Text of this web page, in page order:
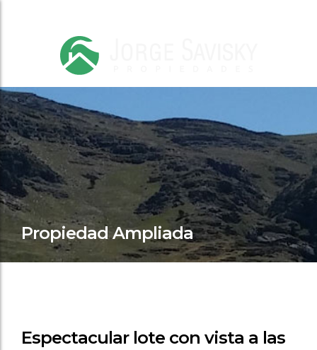
Propiedad Ampliada
Espectacular lote con vista a las